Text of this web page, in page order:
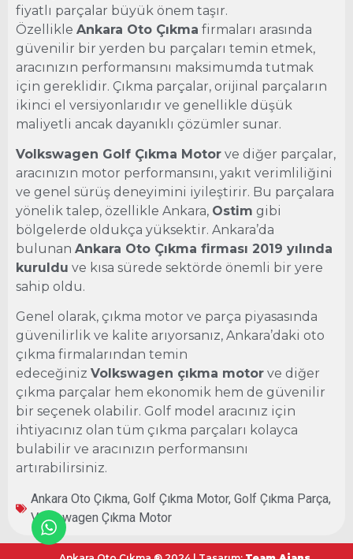
fiyatlı parçalar büyük önem taşır.
Özellikle Ankara Oto Çıkma firmaları arasında
güvenilir bir yerden bu parçaları temin etmek,
aracınızın performansını maksimumda tutmak
için gereklidir. Çıkma parçalar, orijinal parçaların
ikinci el versiyonlarıdır ve genellikle düşük
maliyetli ancak dayanıklı çözümler sunar.
Volkswagen Golf Çıkma Motor ve diğer parçalar,
aracınızın motor performansını, yakıt verimliliğini
ve genel sürüş deneyimini iyileştirir. Bu parçalara
yönelik talep, özellikle Ankara, Ostim gibi
bölgelerde oldukça yüksektir. Ankara’da
bulunan Ankara Oto Çıkma firması 2019 yılında
kuruldu ve kısa sürede sektörde önemli bir yere
sahip oldu.
Genel olarak, çıkma motor ve parça piyasasında
güvenilirlik ve kalite arıyorsanız, Ankara’daki oto
çıkma firmalarından temin
edeceğiniz Volkswagen çıkma motor ve diğer
çıkma parçalar hem ekonomik hem de güvenilir
bir seçenek olabilir. Golf model aracınız için
ihtiyacınız olan tüm çıkma parçaları kolayca
bulabilir ve aracınızın performansını
artırabilirsiniz.
Ankara Oto Çıkma, Golf Çıkma Motor, Golf Çıkma Parça,
Volkswagen Çıkma Motor